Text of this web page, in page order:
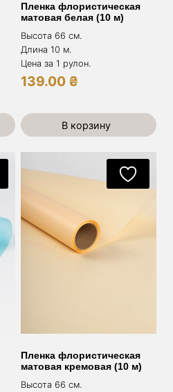
Пленка флористическая
матовая белая (10 м)
Высота 66 см.
Длина 10 м.
Цена за 1 рулон.
139.00 ₴
В корзину
Пленка флористическая
матовая кремовая (10 м)
Высота 66 см.